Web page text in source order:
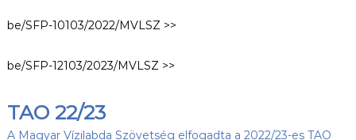
be/SFP-10103/2022/MVLSZ >>
be/SFP-12103/2023/MVLSZ >>
TAO 22/23
A Magyar Vízilabda Szövetség elfogadta a 2022/23-es TAO